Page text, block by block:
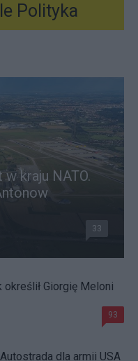
Polityka
kraju NATO.
33
określił Giorgię Meloni
93
dla armii USA